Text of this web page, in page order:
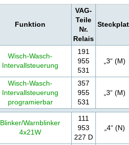
Funktion
VAG-
Teile
Nr.
Relais
Wisch-Wasch-
Intervallsteuerung
191
955
531
„3“ (M)
Wisch-Wasch-
Intervallsteuerung
programierbar
357
955
531
„3“ (M)
Blinker/Warnblinker
4x21W
111
953
227 D
„4“ (N)